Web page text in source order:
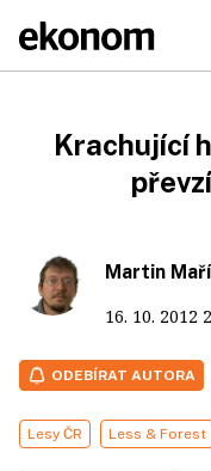
Krachující
Martin
16. 10. 2012
ODEBÍRAT AUTORA
Lesy ČR Less & Forest